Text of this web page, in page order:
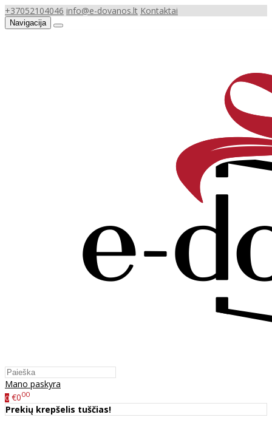
+37052104046 info@e-dovanos.lt Kontaktai
Navigacija
Mano paskyra
0 €000
Prekių krepšelis tuščias!